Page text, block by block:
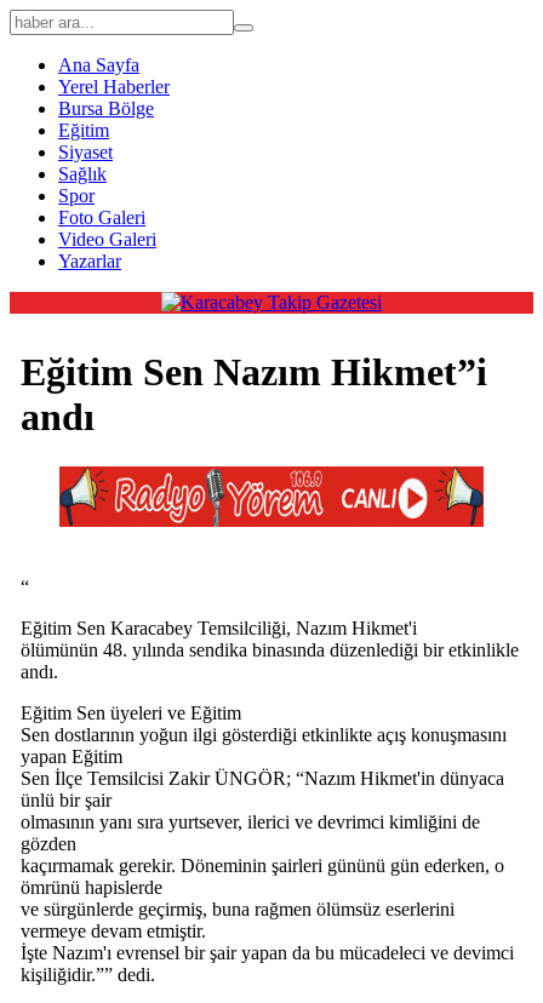
Ana Sayfa
Yerel Haberler
Bursa Bölge
Eğitim
Siyaset
Sağlık
Spor
Foto Galeri
Video Galeri
Yazarlar
Eğitim Sen Nazım Hikmet”i
andı
“
Eğitim Sen Karacabey Temsilciliği, Nazım Hikmet'i
ölümünün 48. yılında sendika binasında düzenlediği bir etkinlikle
andı.
Eğitim Sen üyeleri ve Eğitim
Sen dostlarının yoğun ilgi gösterdiği etkinlikte açış konuşmasını
yapan Eğitim
Sen İlçe Temsilcisi Zakir ÜNGÖR; “Nazım Hikmet'in dünyaca
ünlü bir şair
olmasının yanı sıra yurtsever, ilerici ve devrimci kimliğini de
gözden
kaçırmamak gerekir. Döneminin şairleri gününü gün ederken, o
ömrünü hapislerde
ve sürgünlerde geçirmiş, buna rağmen ölümsüz eserlerini
vermeye devam etmiştir.
İşte Nazım'ı evrensel bir şair yapan da bu mücadeleci ve devimci
kişiliğidir.”” dedi.